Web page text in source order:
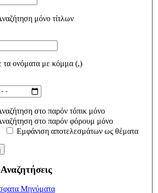
μόνο τίτλων
τα ονόματα με κόμμα (,)
στο παρόν τόπικ μόνο
στο παρόν φόρουμ μόνο
Εμφάνιση αποτελεσμάτων ως θέματα
Μηνύματα